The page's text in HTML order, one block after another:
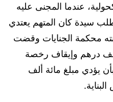
عندما المجنى عليه
سيدة كان المتهم يعتدي
محكمة الجنايات وقضت
6 أشهر وتغريمه 50 ألف درهم وإيقاف رخصة
يؤدي مبلغ مائة ألف